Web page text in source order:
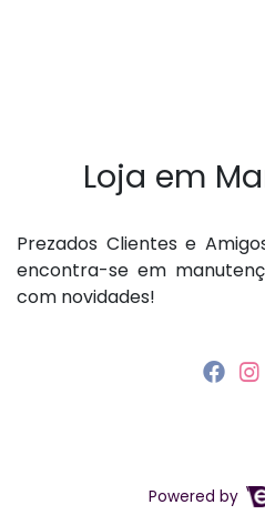
Loja em
P rezados Clientes e
encontra-se em
com novidades!
Powered by